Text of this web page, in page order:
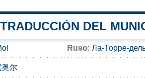
DEL
Ruso: Ла-Торре-
尔